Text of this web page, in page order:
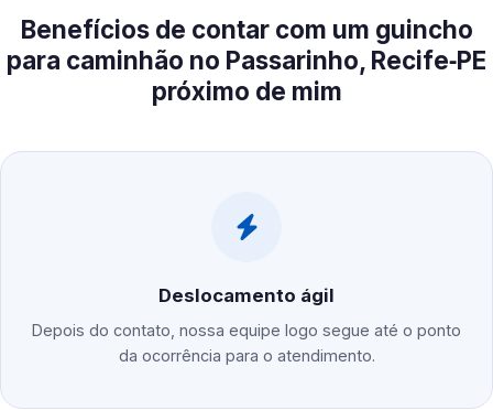
Benefícios de contar com um guincho
para caminhão no Passarinho, Recife‑PE
próximo de mim
Deslocamento ágil
Depois do contato, nossa equipe logo segue até o ponto
da ocorrência para o atendimento.